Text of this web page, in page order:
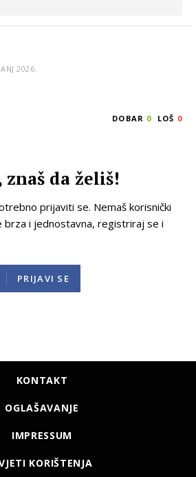
2026.
DOBAR 0 LOŠ 0
da želiš!
prijaviti se. Nemaš korisnički
brza i jednostavna, registriraj se i
PRIJAVI SE
KONTAKT
OGLAŠAVANJE
IMPRESSUM
KORIŠTENJA